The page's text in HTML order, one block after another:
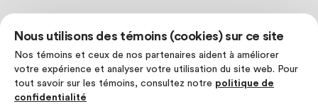
Nous utilisons des témoins (cookies) sur ce site
Nos témoins et ceux de nos partenaires aident à améliorer
votre expérience et analyser votre utilisation du site web. Pour
tout savoir sur les témoins, consultez notre politique de
confidentialité